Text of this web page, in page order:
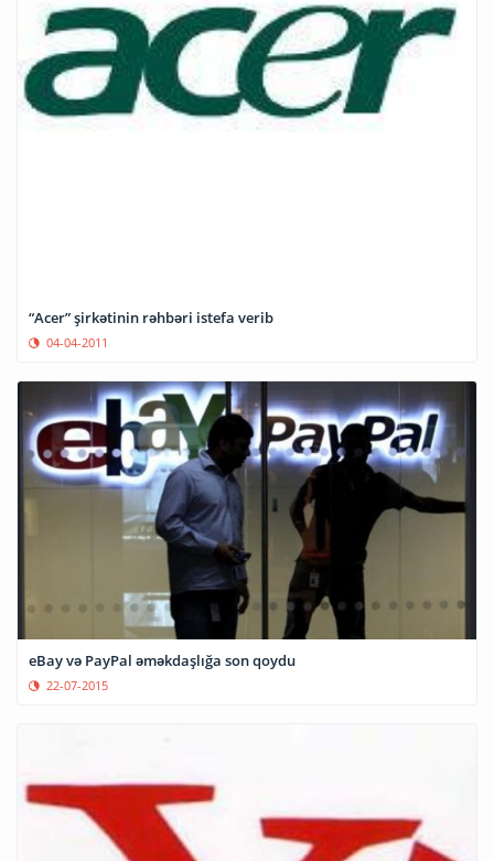
“Acer” şirkətinin rəhbəri istefa verib
04-04-2011
eBay və PayPal əməkdaşlığa son qoydu
22-07-2015